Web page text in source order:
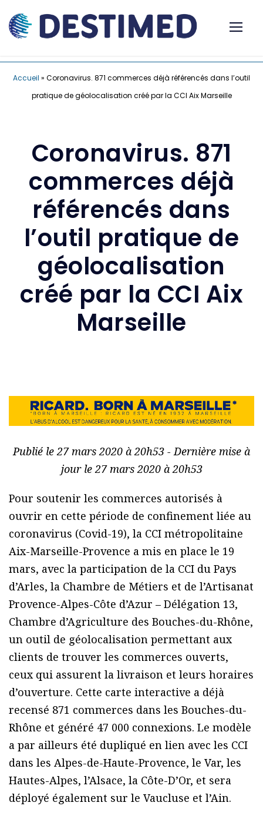
Accueil » Coronavirus. 871 commerces déjà référencés dans l’outil
pratique de géolocalisation créé par la CCI Aix Marseille
Coronavirus. 871
commerces déjà
référencés dans
l’outil pratique de
géolocalisation
créé par la CCI Aix
Marseille
Publié le 27 mars 2020 à 20h53 - Dernière mise à
jour le 27 mars 2020 à 20h53
Pour soutenir les commerces autorisés à
ouvrir en cette période de confinement liée au
coronavirus (Covid-19), la CCI métropolitaine
Aix-Marseille-Provence a mis en place le 19
mars, avec la participation de la CCI du Pays
d’Arles, la Chambre de Métiers et de l’Artisanat
Provence-Alpes-Côte d’Azur – Délégation 13,
Chambre d’Agriculture des Bouches-du-Rhône,
un outil de géolocalisation permettant aux
clients de trouver les commerces ouverts,
ceux qui assurent la livraison et leurs horaires
d’ouverture. Cette carte interactive a déjà
recensé 871 commerces dans les Bouches-du-
Rhône et généré 47 000 connexions. Le modèle
a par ailleurs été dupliqué en lien avec les CCI
dans les Alpes-de-Haute-Provence, le Var, les
Hautes-Alpes, l’Alsace, la Côte-D’Or, et sera
déployé également sur le Vaucluse et l’Ain.